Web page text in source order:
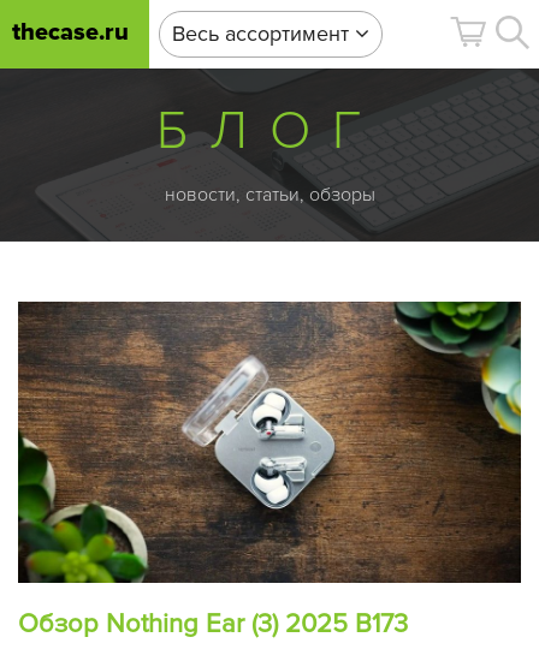
thecase.ru Весь ассортимент
БЛОГ
новости, статьи, обзоры
Обзор Nothing Ear (3) 2025 B173